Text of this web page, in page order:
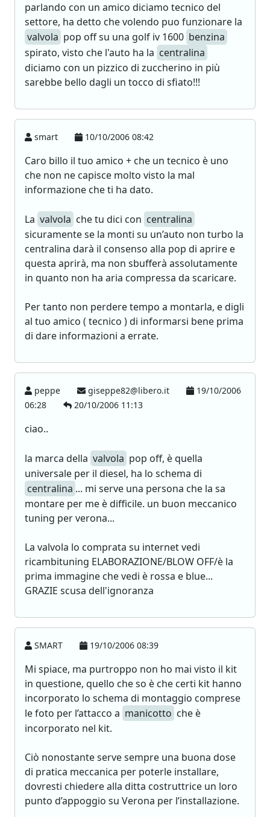
parlando con un amico diciamo tecnico del
settore, ha detto che volendo puo funzionare la
valvola pop off su una golf iv 1600 benzina
spirato, visto che l'auto ha la centralina
diciamo con un pizzico di zuccherino in più
sarebbe bello dagli un tocco di sfiato!!!
smart 10/10/2006 08:42
Caro billo il tuo amico + che un tecnico è uno
che non ne capisce molto visto la mal
informazione che ti ha dato.
La valvola che tu dici con centralina
sicuramente se la monti su un’auto non turbo la
centralina darà il consenso alla pop di aprire e
questa aprirà, ma non sbufferà assolutamente
in quanto non ha aria compressa da scaricare.
Per tanto non perdere tempo a montarla, e digli
al tuo amico ( tecnico ) di informarsi bene prima
di dare informazioni a errate.
peppe giseppe82@libero.it
19/10/2006
06:28
20/10/2006 11:13
ciao..
la marca della valvola pop off, è quella
universale per il diesel, ha lo schema di
centralina ... mi serve una persona che la sa
montare per me è difficile. un buon meccanico
tuning per verona...
La valvola lo comprata su internet vedi
ricambituning ELABORAZIONE/BLOW OFF/è la
prima immagine che vedi è rossa e blue...
GRAZIE scusa dell'ignoranza
SMART 19/10/2006 08:39
Mi spiace, ma purtroppo non ho mai visto il kit
in questione, quello che so è che certi kit hanno
incorporato lo schema di montaggio comprese
le foto per l’attacco a manicotto che è
incorporato nel kit.
Ciò nonostante serve sempre una buona dose
di pratica meccanica per poterle installare,
dovresti chiedere alla ditta costruttrice un loro
punto d’appoggio su Verona per l’installazione.